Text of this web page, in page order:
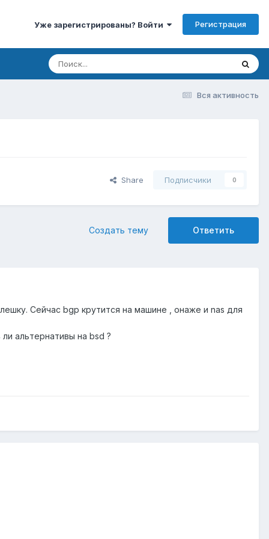
Уже зарегистрированы? Войти Регистрация
Вся активность
Share Подписчики 0
Ответить
Создать тему
Сейчас bgp крутится на машине , онаже и nas для
альтернативы на bsd ?